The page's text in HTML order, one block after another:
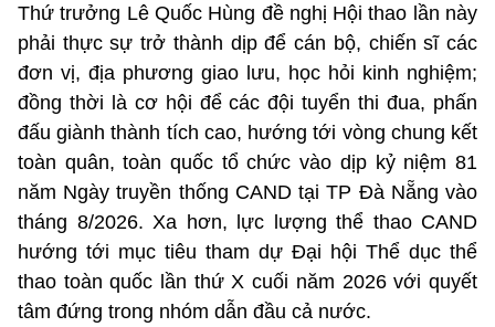
Thứ trưởng Lê Quốc Hùng đề nghị Hội thao lần này
phải thực sự trở thành dịp để cán bộ, chiến sĩ các
đơn vị, địa phương giao lưu, học hỏi kinh nghiệm;
đồng thời là cơ hội để các đội tuyển thi đua, phấn
đấu giành thành tích cao, hướng tới vòng chung kết
toàn quân, toàn quốc tổ chức vào dịp kỷ niệm 81
năm Ngày truyền thống CAND tại TP Đà Nẵng vào
tháng 8/2026. Xa hơn, lực lượng thể thao CAND
hướng tới mục tiêu tham dự Đại hội Thể dục thể
thao toàn quốc lần thứ X cuối năm 2026 với quyết
tâm đứng trong nhóm dẫn đầu cả nước.